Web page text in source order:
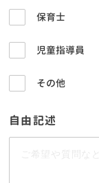
保育士
児童指導員
その他
自由記述